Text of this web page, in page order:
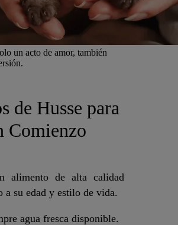
un acto de amor, también
de Husse para
Comienzo
alimento de alta calidad
a su edad y estilo de vida.
agua fresca disponible.